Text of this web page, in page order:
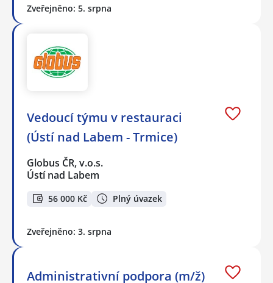
Zveřejněno: 5. srpna
Vedoucí týmu v restauraci
(Ústí nad Labem - Trmice)
Globus ČR, v.o.s.
Ústí nad Labem
56 000 Kč Plný úvazek
Zveřejněno: 3. srpna
Administrativní podpora (m/ž)